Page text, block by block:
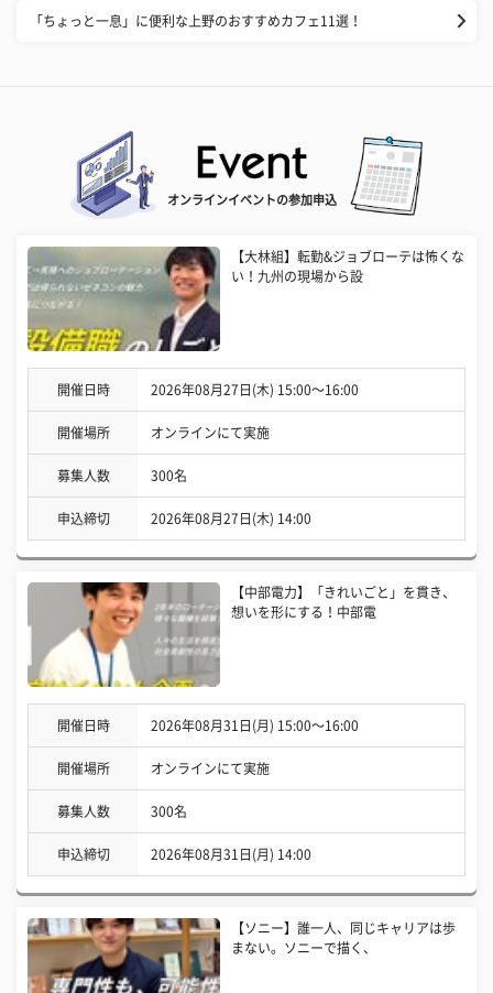
「ちょっと一息」に便利な上野のおすすめカフェ11選！
オンラインイベントの参加申込
【大林組】転勤&ジョブローテは怖くな
い！九州の現場から設
開催日時 2026年08月27日(木) 15:00〜16:00
開催場所 オンラインにて実施
募集人数 300名
申込締切 2026年08月27日(木) 14:00
【中部電力】「きれいごと」を貫き、
想いを形にする！中部電
開催日時 2026年08月31日(月) 15:00〜16:00
開催場所 オンラインにて実施
募集人数 300名
申込締切 2026年08月31日(月) 14:00
【ソニー】誰一人、同じキャリアは歩
まない。ソニーで描く、